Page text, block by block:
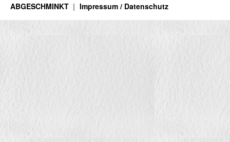
ABGESCHMINKT Impressum / Datenschutz